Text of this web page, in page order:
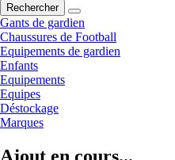
Rechercher
Gants de gardien
Chaussures de Football
Equipements de gardien
Enfants
Equipements
Equipes
Déstockage
Marques